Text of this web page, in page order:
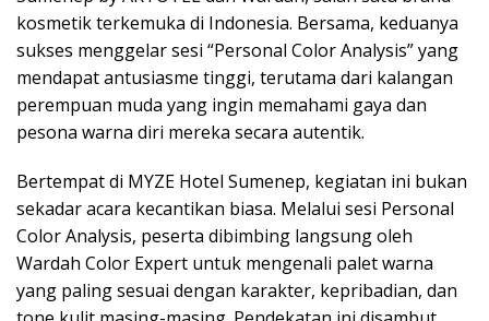
kosmetik terkemuka di Indonesia. Bersama, keduanya
sukses menggelar sesi “Personal Color Analysis” yang
mendapat antusiasme tinggi, terutama dari kalangan
perempuan muda yang ingin memahami gaya dan
pesona warna diri mereka secara autentik.
Bertempat di MYZE Hotel Sumenep, kegiatan ini bukan
sekadar acara kecantikan biasa. Melalui sesi Personal
Color Analysis, peserta dibimbing langsung oleh
Wardah Color Expert untuk mengenali palet warna
yang paling sesuai dengan karakter, kepribadian, dan